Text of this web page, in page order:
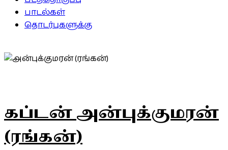
பாடல்கள்
தொடர்புகளுக்கு
கப்டன் அன்புக்குமரன்
(ரங்கன்)